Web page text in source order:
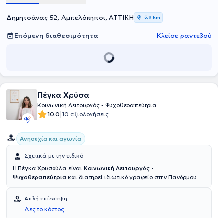
ενήλικες και περιστατικά από όλο το φάσμα της ψυχικής υγείας.
Τέλος είναι μέλος της Ελληνικής Εταιρείας Συστημικής Θεραπείας.
Δημητσάνας 52, Αμπελόκηποι, ΑΤΤΙΚΗ 6,9 km
Επόμενη διαθεσιμότητα Κλείσε ραντεβού
Πέγκα Χρύσα
Κοινωνική Λειτουργός - Ψυχοθεραπεύτρια
10.0|10 αξιολογήσεις
Ανησυχία και αγωνία
Σχετικά με την ειδικό
Η Πέγκα Χρυσούλα είναι Κοινωνική Λειτουργός -
Ψυχοθεραπεύτρια και διατηρεί ιδιωτικό γραφείο στην Πανόρμου.
εκπαιδευμένη στη Συστημική Ψυχοθεραπεία μέσω του Εργαστηρίου
Διερεύνησης Ανθρωπίνων Σχέσεων. Έχει εργαστεί σε ποικίλα
πλαίσια ψυχικής υγείας, όπως η ΑΜΚΕ ΑΙΓΕΑΣ και το Ερευνητικό
Απλή επίσκεψη
Δες το κόστος